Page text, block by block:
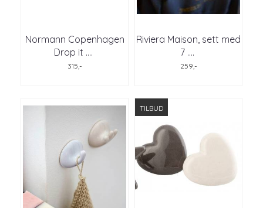
Normann Copenhagen
Drop it ....
315,-
Riviera Maison, sett med
7 ....
259,-
TILBUD